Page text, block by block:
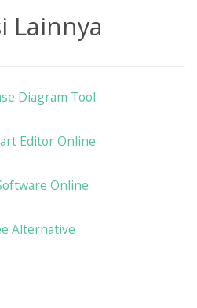
Lainnya
Diagram Tool
Editor Online
Online
Alternative